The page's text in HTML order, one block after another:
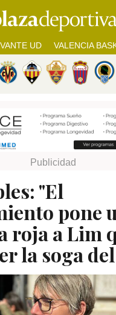
UD VALENCIA
"El
pone
roja a Lim
la soga